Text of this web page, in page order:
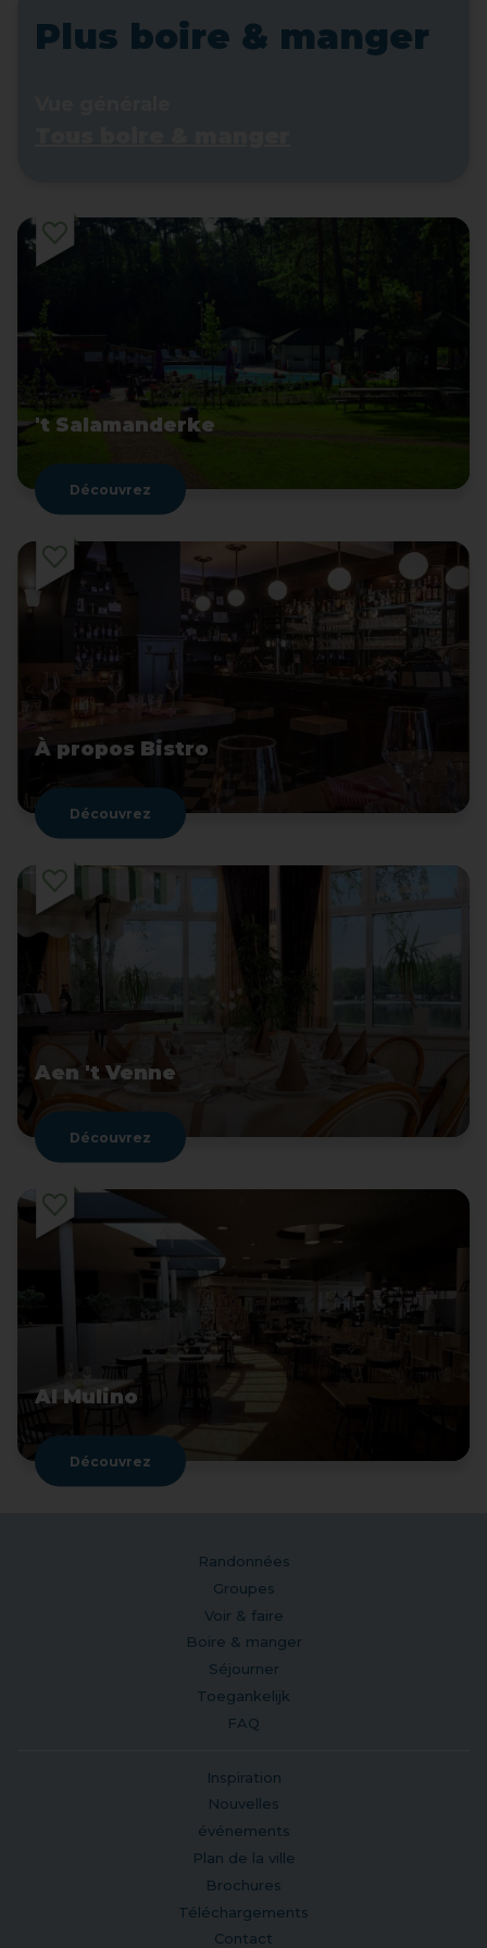
Plus boire & manger
't Salamanderke
Découvrez
À propos Bistro
Découvrez
Aen 't Venne
Découvrez
Al Mulino
Découvrez
Randonnées
Groupes
Voir & faire
Boire & manger
Séjourner
Toegankelijk
FAQ
Inspiration
Nouvelles
événements
Plan de la ville
Brochures
Téléchargements
Contact